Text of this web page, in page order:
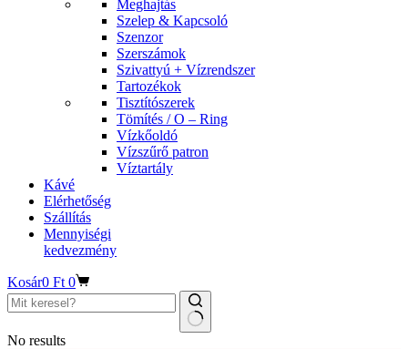
Meghajtás
Szelep & Kapcsoló
Szenzor
Szerszámok
Szivattyú + Vízrendszer
Tartozékok
Tisztítószerek
Tömítés / O – Ring
Vízkőoldó
Vízszűrő patron
Víztartály
Kávé
Elérhetőség
Szállítás
Mennyiségi
kedvezmény
Kosár0 Ft 0
No results